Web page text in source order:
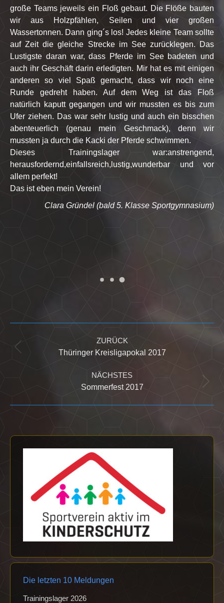
große Teams jeweils ein Floß gebaut. Die Flöße bauten
wir aus Holzpfählen, Seilen und vier großen
Wassertonnen. Dann ging´s los! Jedes kleine Team sollte
auf Zeit die gleiche Strecke im See zurücklegen. Das
Lustigste daran war, dass Pferde im See badeten und
auch ihr Geschäft darin erledigten. Mir hat es mit einigen
anderen so viel Spaß gemacht, dass wir noch eine
Runde gedreht haben. Auf dem Weg ist das Floß
natürlich kaputt gegangen und wir mussten es bis zum
Ufer ziehen. Das war sehr lustig und auch ein bisschen
abenteuerlich (genau mein Geschmack), denn wir
mussten ja durch die Kacki der Pferde schwimmen.
Dieses Trainingslager war:anstrengend,
herausfordernd,einfallsreich,lustig,wunderbar und vor
allem perfekt!
Das ist eben mein Verein!
Clara Gründel (bald 5. Klasse Sportgymnasium)
ZURÜCK
Vorheriger
Thüringer Kreisligapokal 2017
NÄCHSTES
Nächster
Sommerfest 2017
Die letzten 10 Meldungen
Trainingslager 2026